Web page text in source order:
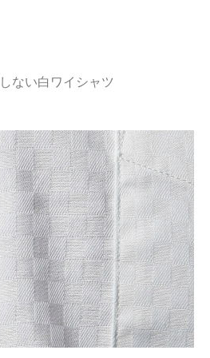
ない白ワイシャツ